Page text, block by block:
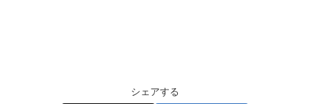
シェアする